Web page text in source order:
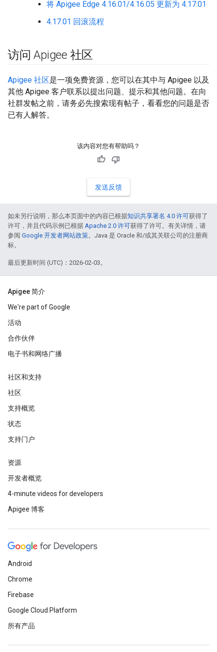
将 Apigee Edge 4.16.01/4.16.05 更新为 4.17.01
4.17.01 回滚流程
访问 Apigee 社区
Apigee 社区是一项免费资源，您可以在其中与 Apigee 以及
其他 Apigee 客户联系以提出问题、提示和其他问题。在向
社群发帖之前，请务必先搜索现有帖子，看看您的问题是否
已有人解答。
该内容对您有帮助吗？
发送反馈
如未另行说明，那么本页面中的内容已根据知识共享署名 4.0 许可获得了
许可，并且代码示例已根据 Apache 2.0 许可获得了许可。有关详情，请
参阅 Google 开发者网站政策。Java 是 Oracle 和/或其关联公司的注册商
标。
最后更新时间 (UTC)：2026-02-03。
Apigee 简介
We're part of Google
活动
合作伙伴
电子书和网络广播
社区和支持
社区
支持概览
状态
支持门户
资源
开发者概览
4-minute videos for developers
Apigee 博客
Android
Chrome
Firebase
Google Cloud Platform
所有产品